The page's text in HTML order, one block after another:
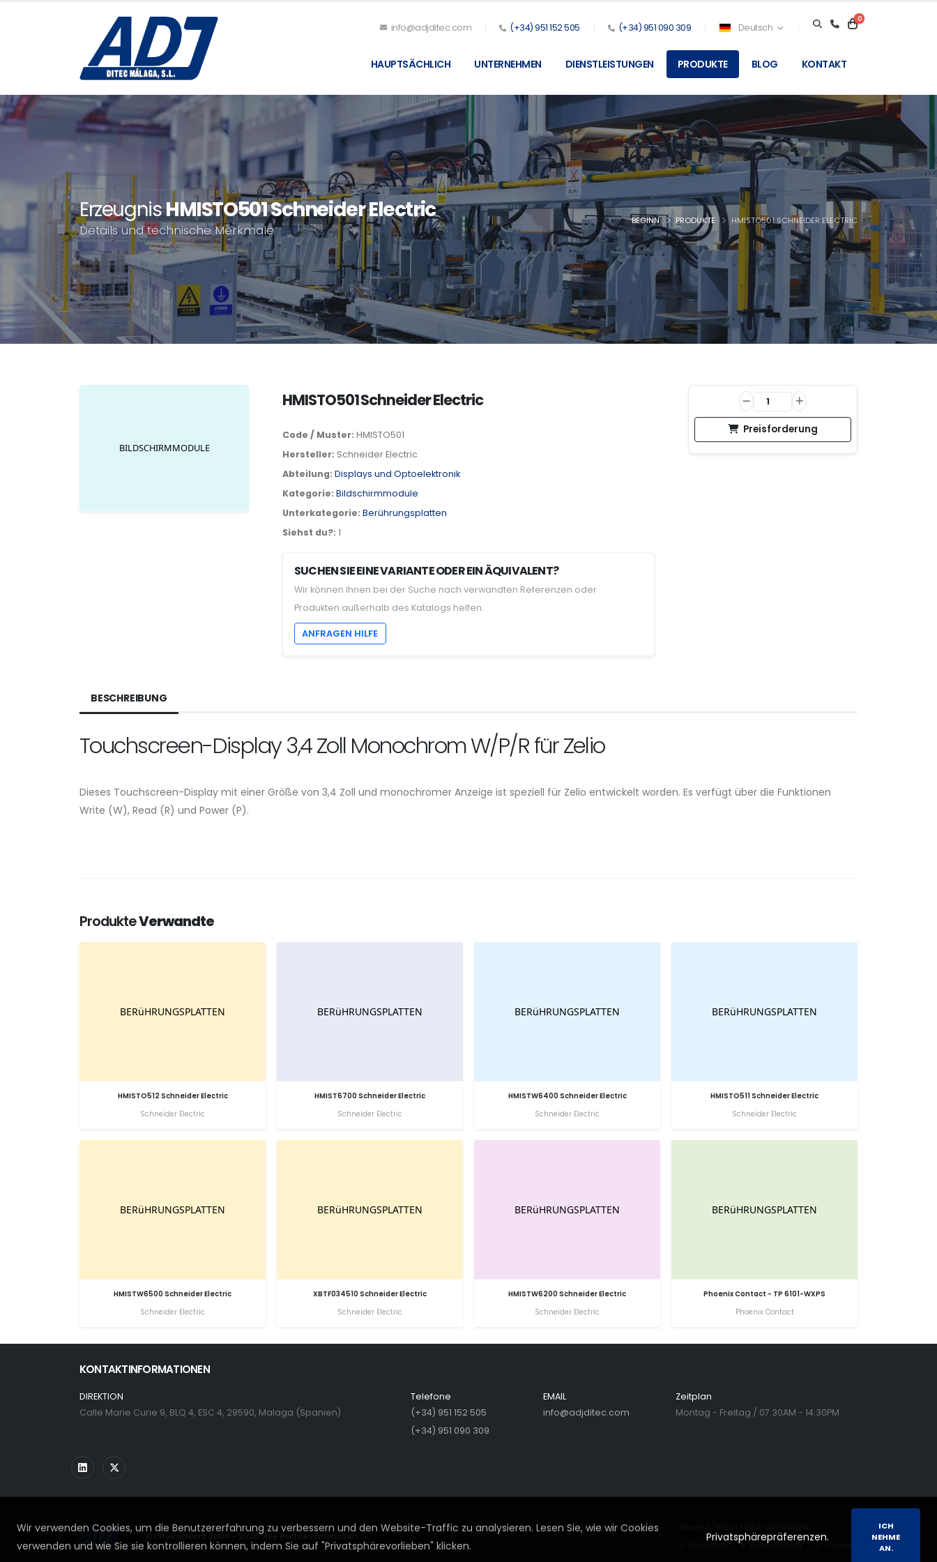
Wir verwenden Cookies, um die Benutzererfahrung zu verbessern und den Website-Traffic zu analysieren. Lesen Sie, wie wir Cookies
verwenden und wie Sie sie kontrollieren können, indem Sie auf "Privatsphärevorlieben" klicken.
Privatsphärepräferenzen.
ICH
NEHME
AN.
info@adjditec.com (+34) 951 152 505 (+34) 951 090 309 Deutsch
0
HAUPTSÄCHLICH UNTERNEHMEN DIENSTLEISTUNGEN PRODUKTE BLOG KONTAKT
ErzeugnisHMISTO501 Schneider Electric
Details und technische Merkmale
BEGINN PRODUKTE HMISTO501 SCHNEIDER ELECTRIC
HMISTO501 Schneider Electric
Code / Muster: HMISTO501
Hersteller: Schneider Electric
Abteilung: Displays und Optoelektronik
Kategorie: Bildschirmmodule
Unterkategorie: Berührungsplatten
Siehst du?: 1
SUCHEN SIE EINE VARIANTE ODER EIN ÄQUIVALENT?
Wir können Ihnen bei der Suche nach verwandten Referenzen oder
Produkten außerhalb des Katalogs helfen.
ANFRAGEN HILFE
Preisforderung
BESCHREIBUNG
Touchscreen-Display 3,4 Zoll Monochrom W/P/R für Zelio
Dieses Touchscreen-Display mit einer Größe von 3,4 Zoll und monochromer Anzeige ist speziell für Zelio entwickelt worden. Es verfügt über die Funktionen
Write (W), Read (R) und Power (P).
ProdukteVerwandte
HMISTO512 Schneider Electric
Schneider Electric
HMIST6700 Schneider Electric
Schneider Electric
HMISTW6400 Schneider Electric
Schneider Electric
HMISTO511 Schneider Electric
Schneider Electric
HMISTW6500 Schneider Electric
Schneider Electric
XBTF034510 Schneider Electric
Schneider Electric
HMISTW6200 Schneider Electric
Schneider Electric
Phoenix Contact - TP 6101-WXPS
Phoenix Contact
KONTAKTINFORMATIONEN
DIREKTION
Calle Marie Curie 9, BLQ 4, ESC 4, 29590, Malaga (Spanien)
Telefone
(+34) 951 152 505
(+34) 951 090 309
EMAIL
info@adjditec.com
Zeitplan
Montag - Freitag / 07:30AM - 14:30PM
© Urheberrecht 2008 - 2026. Alle Rechte vorbehalten.
Datenschutz